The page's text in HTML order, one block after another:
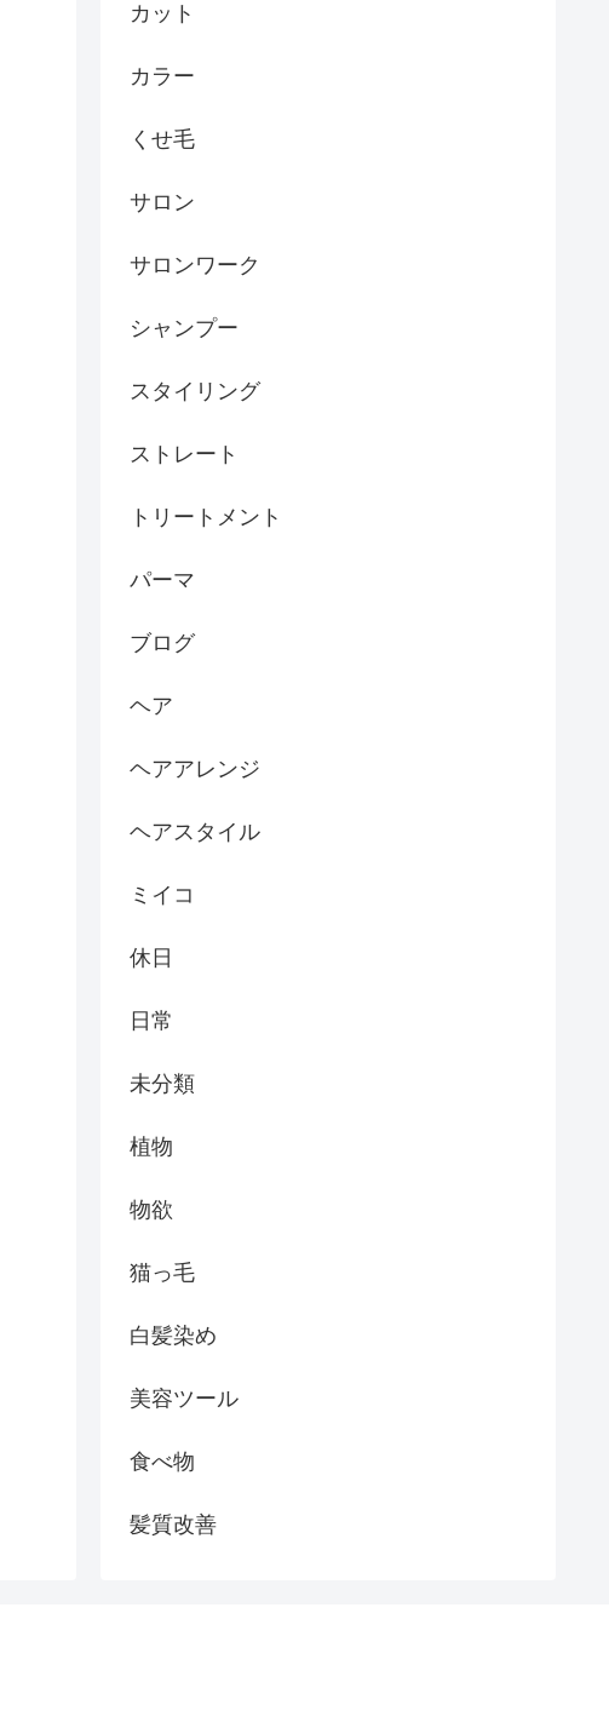
カット
カラー
くせ毛
サロン
サロンワーク
シャンプー
スタイリング
ストレート
トリートメント
パーマ
ブログ
ヘア
ヘアアレンジ
ヘアスタイル
ミイコ
休日
日常
未分類
植物
物欲
猫っ毛
白髪染め
美容ツール
食べ物
髪質改善